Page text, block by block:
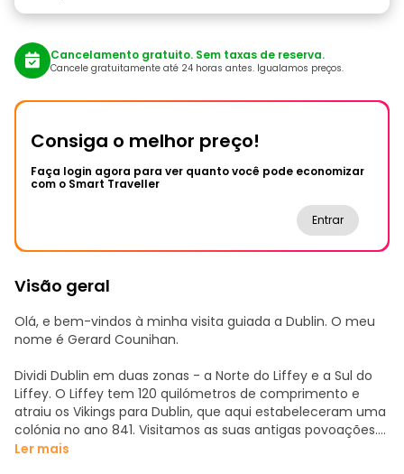
Cancelamento gratuito. Sem taxas de reserva.
Cancele gratuitamente até 24 horas antes. Igualamos preços.
Consiga o melhor preço!
Faça login agora para ver quanto você pode economizar
com o Smart Traveller
Entrar
Visão geral
Olá, e bem-vindos à minha visita guiada a Dublin. O meu
nome é Gerard Counihan.
Dividi Dublin em duas zonas - a Norte do Liffey e a Sul do
Liffey. O Liffey tem 120 quilómetros de comprimento e
atraiu os Vikings para Dublin, que aqui estabeleceram uma
colónia no ano 841. Visitamos as suas antigas povoações.
Ler mais